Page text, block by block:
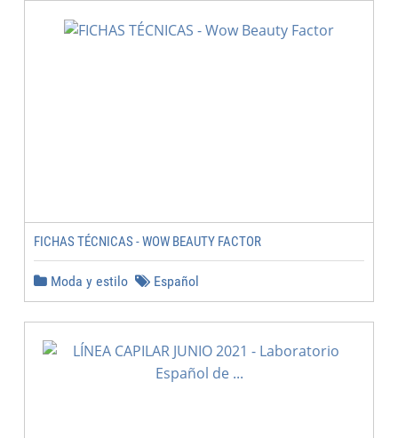
FICHAS TÉCNICAS - WOW BEAUTY FACTOR
Moda y estilo Español